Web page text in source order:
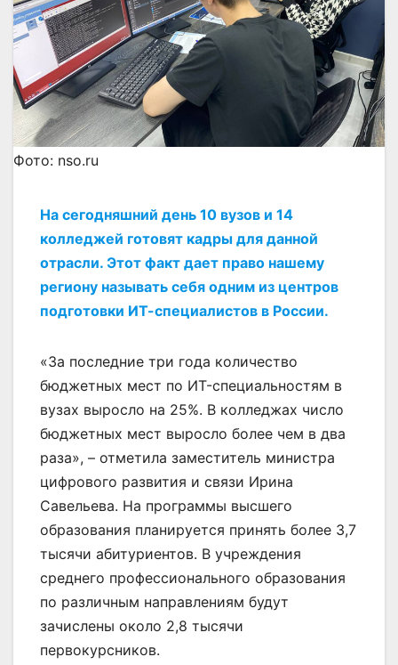
Фото: nso.ru
На сегодняшний день 10 вузов и 14
колледжей готовят кадры для данной
отрасли. Этот факт дает право нашему
региону называть себя одним из центров
подготовки ИТ-специалистов в России.
«За последние три года количество
бюджетных мест по ИT-специальностям в
вузах выросло на 25%. В колледжах число
бюджетных мест выросло более чем в два
раза», – отметила заместитель министра
цифрового развития и связи Ирина
Савельева. На программы высшего
образования планируется принять более 3,7
тысячи абитуриентов. В учреждения
среднего профессионального образования
по различным направлениям будут
зачислены около 2,8 тысячи
первокурсников.